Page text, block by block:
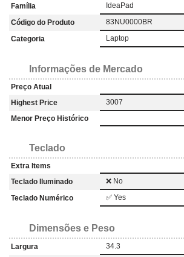
Família
IdeaPad
Código do Produto
83NU0000BR
Categoria
Laptop
Informações de Mercado
Preço Atual
Highest Price
3007
Menor Preço Histórico
Teclado
Extra Items
Teclado Iluminado
❌ No
Teclado Numérico
✅ Yes
Dimensões e Peso
Largura
34.3